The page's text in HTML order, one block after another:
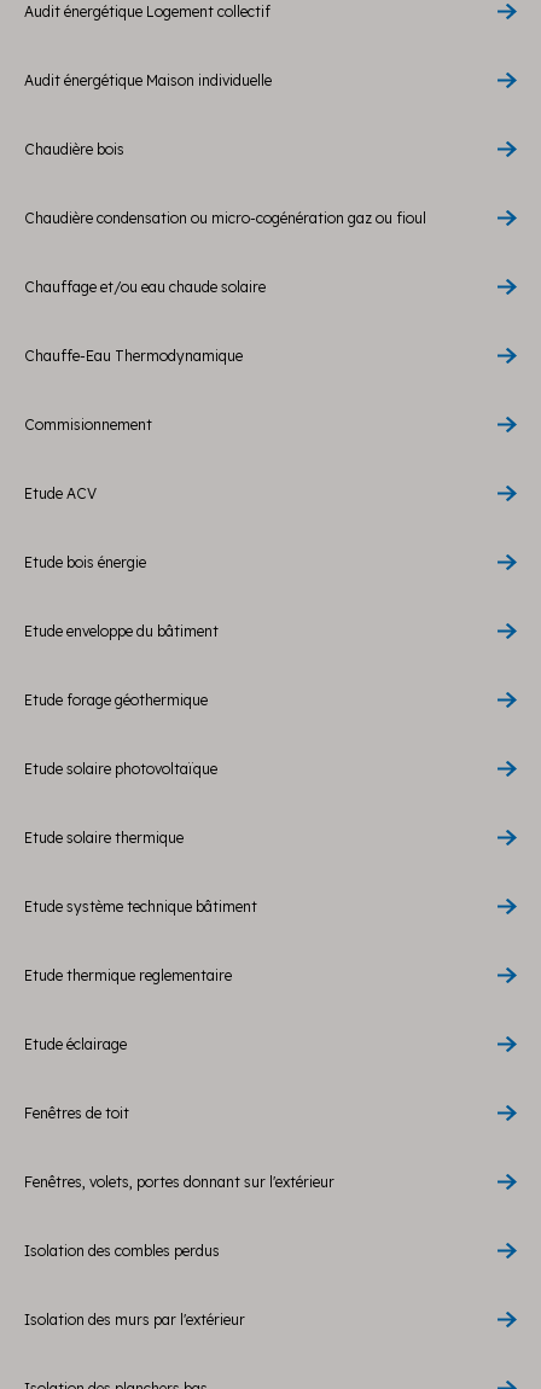
Audit énergétique Logement collectif
Audit énergétique Maison individuelle
Chaudière bois
Chaudière condensation ou micro-cogénération gaz ou fioul
Chauffage et/ou eau chaude solaire
Chauffe-Eau Thermodynamique
Commisionnement
Etude ACV
Etude bois énergie
Etude enveloppe du bâtiment
Etude forage géothermique
Etude solaire photovoltaïque
Etude solaire thermique
Etude système technique bâtiment
Etude thermique reglementaire
Etude éclairage
Fenêtres de toit
Fenêtres, volets, portes donnant sur l'extérieur
Isolation des combles perdus
Isolation des murs par l'extérieur